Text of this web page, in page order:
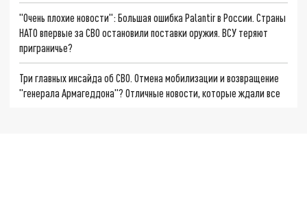
"Очень плохие новости": Большая ошибка Palantir в России. Страны
НАТО впервые за СВО остановили поставки оружия. ВСУ теряют
приграничье?
Три главных инсайда об СВО. Отмена мобилизации и возвращение
"генерала Армагеддона"? Отличные новости, которые ждали все